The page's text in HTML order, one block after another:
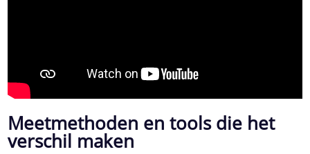
Meetmethoden en tools die het
verschil maken